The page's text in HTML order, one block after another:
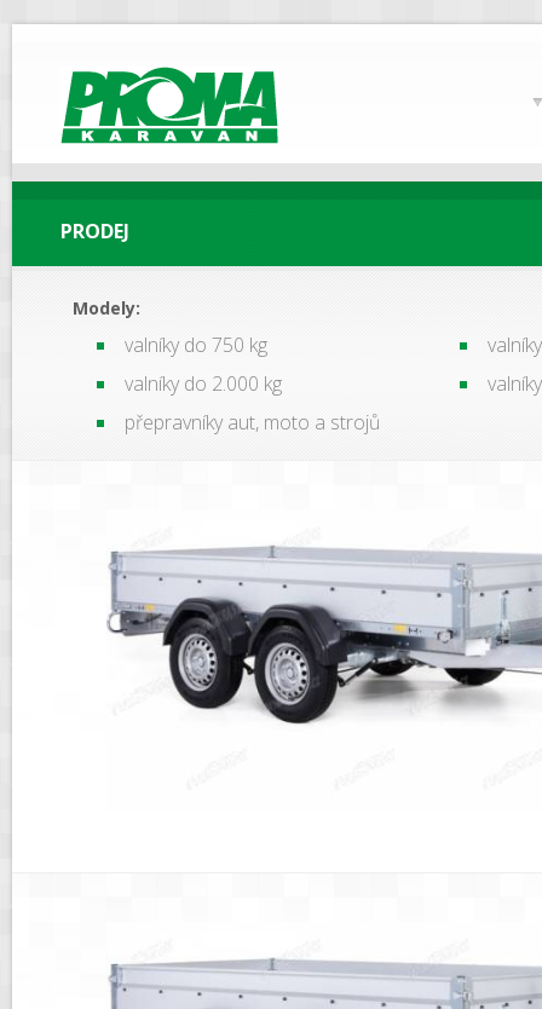
PROMA
Karavan
PRODEJ
Modely:
valníky do 750 kg
valníky do 2.000 kg
přepravníky aut, moto a strojů